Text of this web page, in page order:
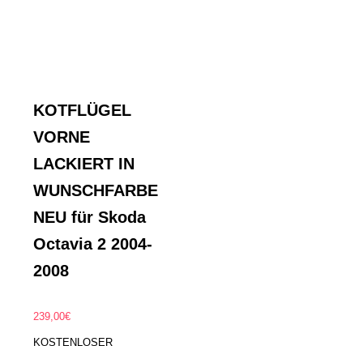
KOTFLÜGEL
VORNE
LACKIERT IN
WUNSCHFARBE
NEU für Skoda
Octavia 2 2004-
2008
239,00€
KOSTENLOSER